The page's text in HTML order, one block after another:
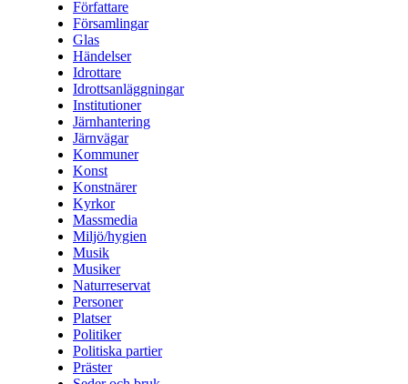
Författare
Församlingar
Glas
Händelser
Idrottare
Idrottsanläggningar
Institutioner
Järnhantering
Järnvägar
Kommuner
Konst
Konstnärer
Kyrkor
Massmedia
Miljö/hygien
Musik
Musiker
Naturreservat
Personer
Platser
Politiker
Politiska partier
Präster